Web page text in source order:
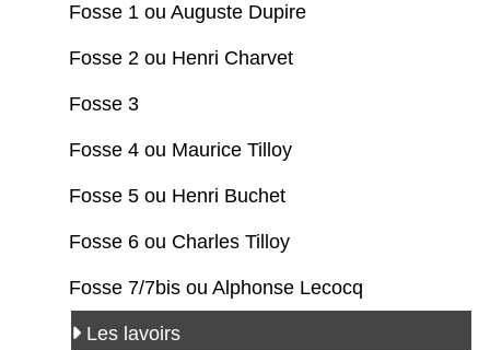
Fosse 1 ou Auguste Dupire
Fosse 2 ou Henri Charvet
Fosse 3
Fosse 4 ou Maurice Tilloy
Fosse 5 ou Henri Buchet
Fosse 6 ou Charles Tilloy
Fosse 7/7bis ou Alphonse Lecocq
Les lavoirs